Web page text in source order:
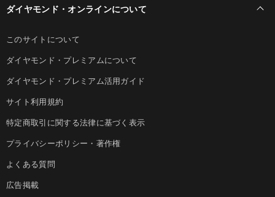
ダイヤモンド・オンラインについて
このサイトについて
ダイヤモンド・プレミアムについて
ダイヤモンド・プレミアム活用ガイド
サイト利用規約
特定商取引に関する法律に基づく表示
プライバシーポリシー・著作権
よくある質問
広告掲載